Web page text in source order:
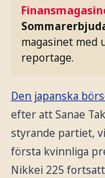
magasinet med
reportage.
Den japanska
efter att Sanae
styrande partiet,
första kvinnliga
Nikkei 225